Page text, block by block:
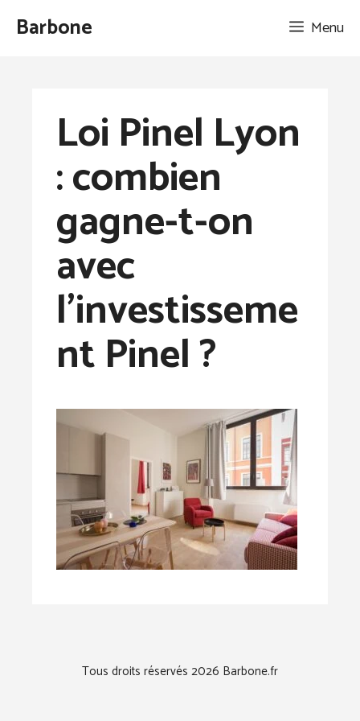
AllerBarbone Menu
Loi Pinel Lyon
: combien
gagne-t-on
avec
l’investisseme
nt Pinel ?
Tous droits réservés 2026 Barbone.fr